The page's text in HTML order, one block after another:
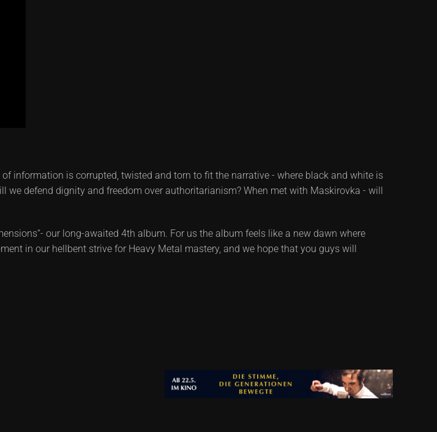
information is corrupted, twisted and torn to fit the narrative - where black and white is
defend dignity and freedom over authoritarianism? When met with Maskirovka - will
our long-awaited 4th album. For us the album feels like a new dawn where
in our hellbent strive for Heavy Metal mastery, and we hope that you guys will